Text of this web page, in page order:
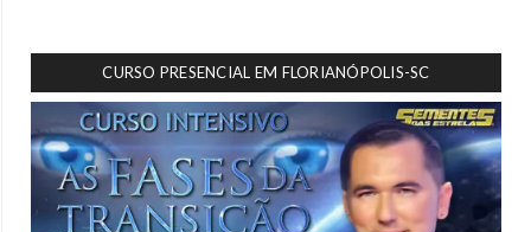
CURSO PRESENCIAL EM FLORIANÓPOLIS-SC